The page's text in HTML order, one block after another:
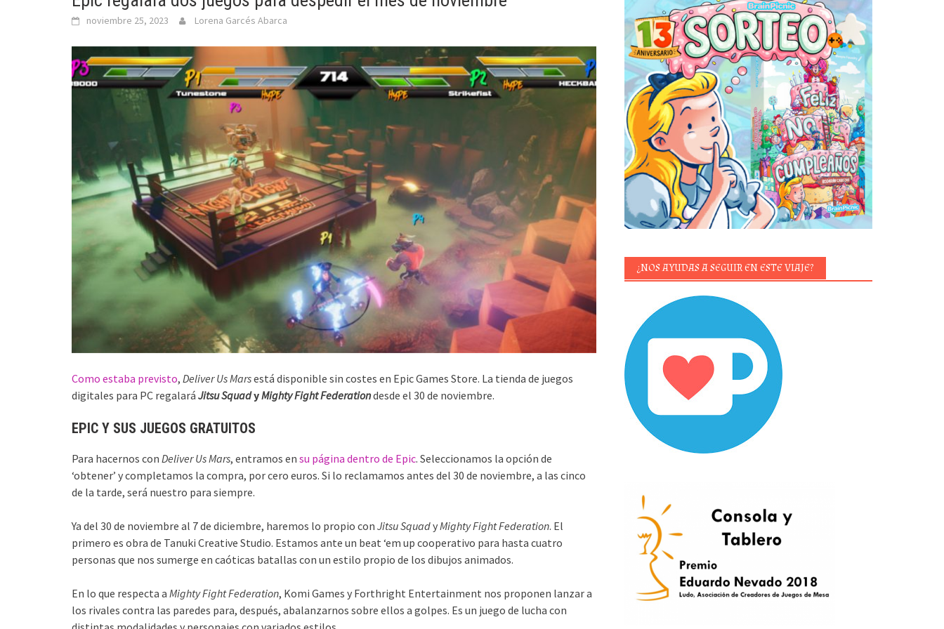
noviembre 25, 2023 Lorena Garcés Abarca
Como estaba previsto, Deliver Us Marsestá disponible sin costes en Epic Games Store. La tienda de juegos
digitales para PC regalará Jitsu SquadyMighty Fight Federationdesde el 30 de noviembre.
EPIC Y SUS JUEGOS GRATUITOS
Para hacernos con Deliver Us Mars, entramos en su página dentro de Epic. Seleccionamos la opción de
‘obtener’ y completamos la compra, por cero euros. Si lo reclamamos antes del 30 de noviembre, a las cinco
de la tarde, será nuestro para siempre.
Ya del 30 de noviembre al 7 de diciembre, haremos lo propio con Jitsu SquadyMighty Fight Federation. El
primero es obra de Tanuki Creative Studio. Estamos ante un beat ‘em up cooperativo para hasta cuatro
personas que nos sumerge en caóticas batallas con un estilo propio de los dibujos animados.
En lo que respecta a Mighty Fight Federation, Komi Games y Forthright Entertainment nos proponen lanzar a
los rivales contra las paredes para, después, abalanzarnos sobre ellos a golpes. Es un juego de lucha con
¿NOS AYUDAS A SEGUIR EN ESTE VIAJE?